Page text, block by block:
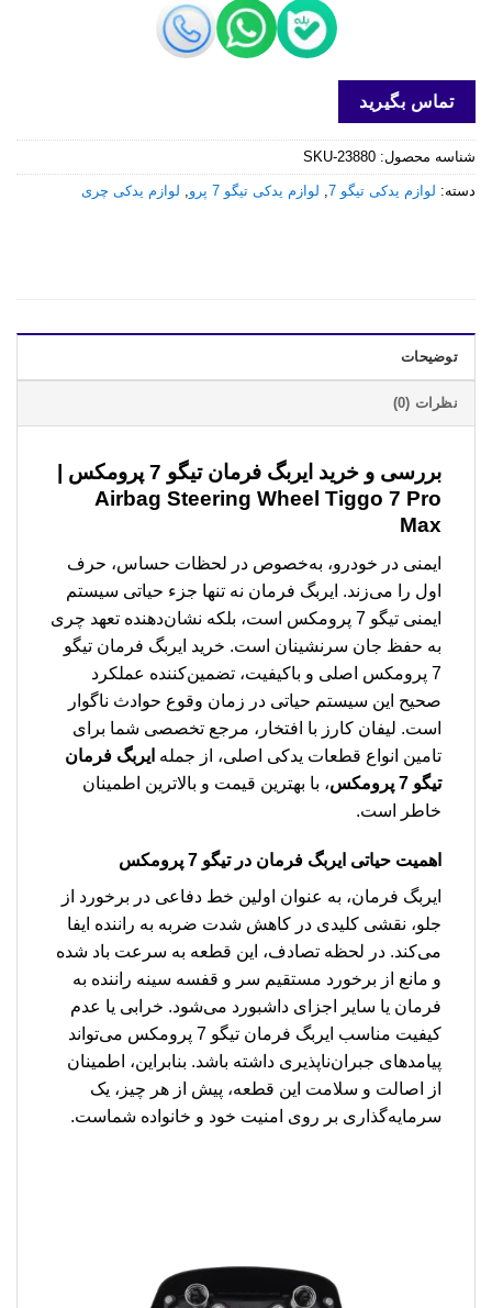
تماس بگیرید
شناسه محصول: SKU-23880
دسته: لوازم یدکی تیگو 7 , لوازم یدکی تیگو 7 پرو , لوازم یدکی چری
توضیحات
نظرات (0)
بررسی و خرید
ایربگ فرمان تیگو 7 پرومکس |
Airbag Steering Wheel Tiggo 7 Pro
Max
ایمنی در خودرو، به‌خصوص در لحظات حساس، حرف
اول را می‌زند. ایربگ فرمان نه تنها جزء حیاتی سیستم
ایمنی تیگو 7 پرومکس است، بلکه نشان‌دهنده تعهد چری
به حفظ جان سرنشینان است. خرید ایربگ فرمان تیگو
7 پرومکس اصلی و باکیفیت، تضمین‌کننده عملکرد
صحیح این سیستم حیاتی در زمان وقوع حوادث ناگوار
است. لیفان کارز با افتخار، مرجع تخصصی شما برای
تامین انواع قطعات یدکی اصلی، از جمله ایربگ فرمان
تیگو 7 پرومکس
، با بهترین قیمت و بالاترین اطمینان
خاطر است.
اهمیت حیاتی ایربگ فرمان در تیگو 7 پرومکس
ایربگ فرمان، به عنوان اولین خط دفاعی در برخورد از
جلو، نقشی کلیدی در کاهش شدت ضربه به راننده ایفا
می‌کند. در لحظه تصادف، این قطعه به سرعت باد شده
و مانع از برخورد مستقیم سر و قفسه سینه راننده به
فرمان یا سایر اجزای داشبورد می‌شود. خرابی یا عدم
کیفیت مناسب ایربگ فرمان تیگو 7 پرومکس می‌تواند
پیامدهای جبران‌ناپذیری داشته باشد. بنابراین، اطمینان
از اصالت و سلامت این قطعه، پیش از هر چیز، یک
سرمایه‌گذاری بر روی امنیت خود و خانواده شماست.